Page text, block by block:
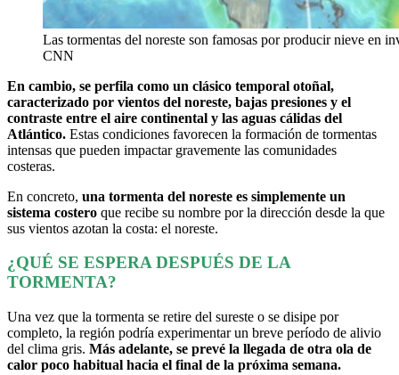
Las tormentas del noreste son famosas por producir nieve en
CNN
En cambio, se perfila como un clásico temporal otoñal,
caracterizado por vientos del noreste, bajas presiones y el
contraste entre el aire continental y las aguas cálidas del
Atlántico. Estas condiciones favorecen la formación de tormentas
intensas que pueden impactar gravemente las comunidades
costeras.
En concreto, una tormenta del noreste es simplemente un
sistema costero que recibe su nombre por la dirección desde la que
sus vientos azotan la costa: el noreste.
¿QUÉ SE ESPERA DESPUÉS DE LA
TORMENTA?
Una vez que la tormenta se retire del sureste o se disipe por
completo, la región podría experimentar un breve período de alivio
del clima gris. Más adelante, se prevé la llegada de otra ola de
calor poco habitual hacia el final de la próxima semana.